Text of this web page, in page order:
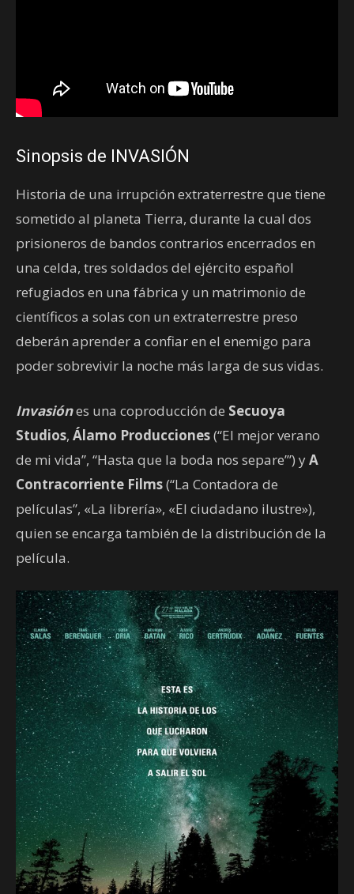
Sinopsis de INVASIÓN
Historia de una irrupción extraterrestre que tiene
sometido al planeta Tierra, durante la cual dos
prisioneros de bandos contrarios encerrados en
una celda, tres soldados del ejército español
refugiados en una fábrica y un matrimonio de
científicos a solas con un extraterrestre preso
deberán aprender a confiar en el enemigo para
poder sobrevivir la noche más larga de sus vidas.
Invasiónes una coproducción de Secuoya
Studios, Álamo Producciones(“El mejor verano
de mi vida”, “Hasta que la boda nos separe’”) yA
Contracorriente Films(“La Contadora de
películas”, «La librería», «El ciudadano ilustre»),
quien se encarga también de la distribución de la
película.